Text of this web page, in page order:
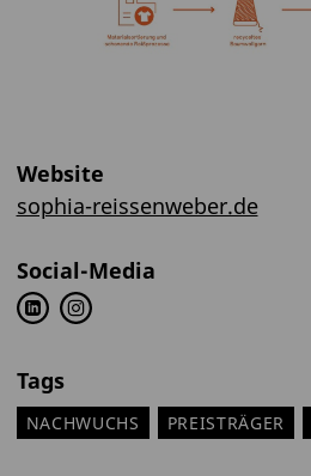
Website
sophia-reissenweber.de
Social-Media
Tags
NACHWUCHS PREISTRÄGER